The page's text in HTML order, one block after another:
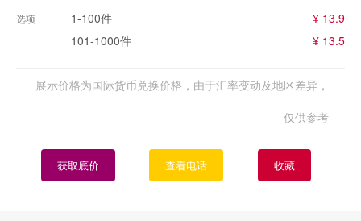
选项 1-100件
¥ 13.9
101-1000件
¥ 13.5
展示价格为国际货币兑换价格，由于汇率变动及地区差异，
仅供参考
获取底价 查看电话 收藏